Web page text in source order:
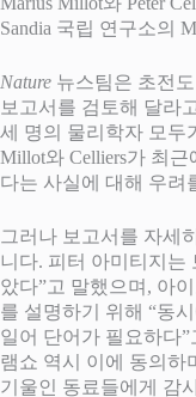
Sandia 국립 연구소의
Nature 뉴스팀은 초전
보고서를 검토해 달라
세 명의 물리학자 모두
Millot와 Celliers가 최
다는 사실에 대해 우려
그러나 보고서를 자세
니다. 피터 아미티지는
았다”고 말했으며, 아
를 설명하기 위해 “동
일어 단어가 필요하다
램쇼 역시 이에 동의하
기울인 동료들에게 감